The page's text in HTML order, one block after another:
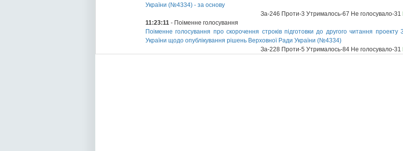
України (№4334) - за основу
За-246 Проти-3 Утрималось-67 Не голосувало-31
11:23:11 - Поіменне голосування
Поіменне голосування про скорочення строків підготовки до другого читання
України щодо опублікування рішень Верховної Ради України (№4334)
За-228 Проти-5 Утрималось-84 Не голосувало-31